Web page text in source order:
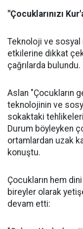
"Çocuklarınızı
Teknoloji ve sosyal
etkilerine dikkat
çağrılarda bulundu.
Aslan "Çocukların
teknolojinin ve
sokaktaki
Durum böyleyken
ortamlardan uzak
konuştu.
Çocukların hem
bireyler olarak
devam etti: